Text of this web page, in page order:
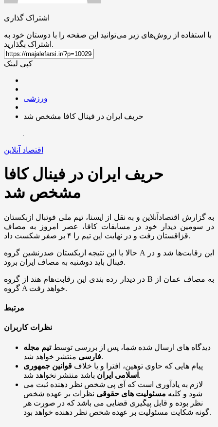
اشتراک گذاری
با استفاده از روش‌های زیر می‌توانید این صفحه را با دوستان خود به
اشتراک بگذارید.
کپی لینک
ورزشی
حریف ایران در فینال کافا مشخص شد
اقتصاد آنلاین
حریف ایران در فینال کافا
مشخص شد
به گزارش اقتصادآنلاین و به نقل از ایسنا، تیم ملی فوتبال ازبکستان
در سومین دیدار خود در مسابقات کافا، عصر امروز به مصاف
قزاقستان رفت و در نهایت این تیم را ۴ بر صفر شکست داد.
حالا با این نتیجه ازبکستان صدرنشین گروه A این رقابت‌ها شد و در
فینال باید دوشنبه به مصاف ایران برود.
در دیدار رده بندی این رقابت‌هام هند از گروه B به مصاف عمان از
گروه A خواهد رفت.
مرتبط
نظرات کاربران
دیدگاه های ارسال شده شما، پس از بررسی توسطتیم مجله
فارسیمنتشر خواهد شد.
پیام هایی که حاوی توهین، افترا و یا خلاف قوانین جمهوری
اسلامی ایران باشد منتشر نخواهد شد.
لازم به یادآوری است که آی پی شخص نظر دهنده ثبت می
شود و کلیه مسئولیت های حقوقی نظرات بر عهده شخص
نظر بوده و قابل پیگیری قضایی می باشد که در صورت هر
گونه شکایت مسئولیت بر عهده شخص نظر دهنده خواهد بود.